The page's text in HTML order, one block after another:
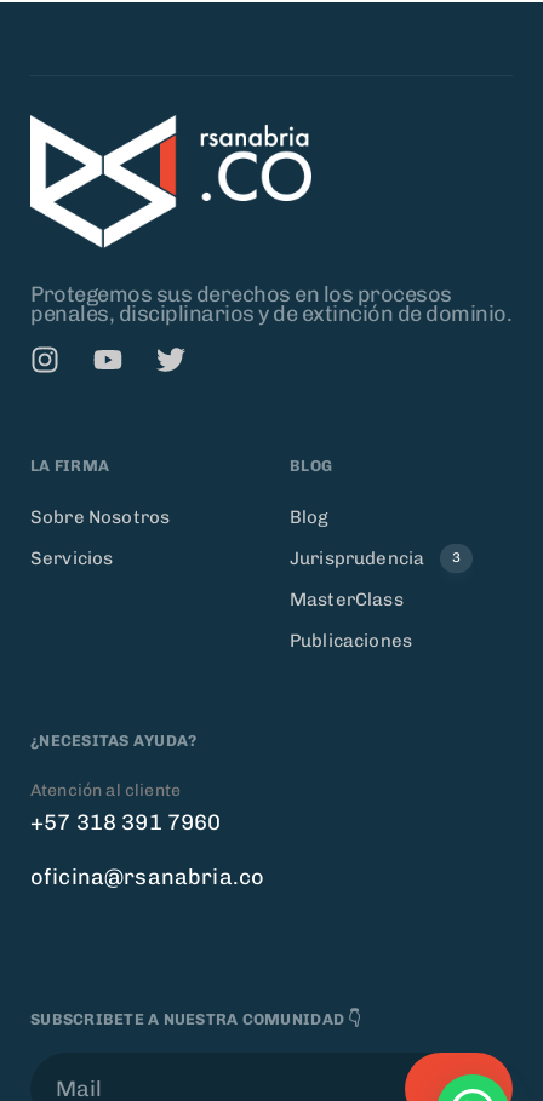
Protegemos sus derechos en los procesos
penales, disciplinarios y de extinción de dominio.
LA FIRMA
Sobre Nosotros
Servicios
BLOG
Blog
Jurisprudencia
3
MasterClass
Publicaciones
¿NECESITAS AYUDA?
Atención al cliente
+57 318 391 7960
oficina@rsanabria.co
SUBSCRIBETE A NUESTRA COMUNIDAD 👇